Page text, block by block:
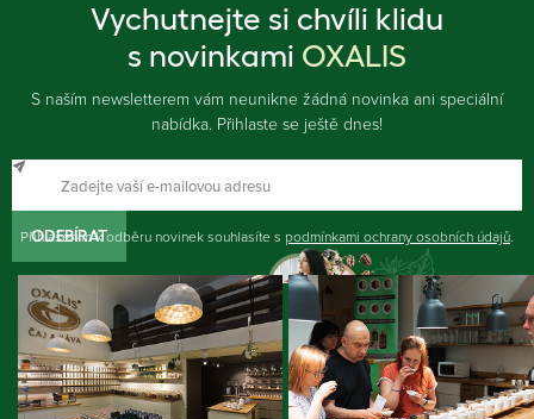
Vychutnejte si chvíli klidu
s novinkami OXALIS
S naším newsletterem vám neunikne žádná novinka ani speciální
nabídka. Přihlaste se ještě dnes!
ODEBÍRAT
Přihlášením k odběru novinek souhlasíte s podmínkami ochrany osobních údajů.